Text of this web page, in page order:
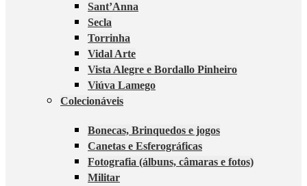
Sant’Anna
Secla
Torrinha
Vidal Arte
Vista Alegre e Bordallo Pinheiro
Viúva Lamego
Colecionáveis
Bonecas, Brinquedos e jogos
Canetas e Esferográficas
Fotografia (álbuns, câmaras e fotos)
Militar